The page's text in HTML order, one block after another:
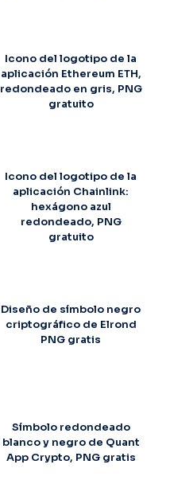
Icono del logotipo de la
aplicación Ethereum ETH,
redondeado en gris, PNG
gratuito
Icono del logotipo de la
aplicación Chainlink:
hexágono azul
redondeado, PNG
gratuito
Diseño de símbolo negro
criptográfico de Elrond
PNG gratis
Símbolo redondeado
blanco y negro de Quant
App Crypto, PNG gratis